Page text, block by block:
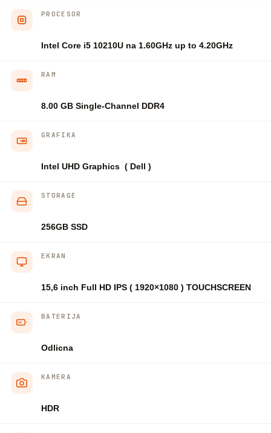
PROCESOR
Intel Core i5 10210U na 1.60GHz up to 4.20GHz
RAM
8.00 GB Single-Channel DDR4
GRAFIKA
Intel UHD Graphics ( Dell )
STORAGE
256GB SSD
EKRAN
15,6 inch Full HD IPS ( 1920×1080 ) TOUCHSCREEN
BATERIJA
Odlicna
KAMERA
HDR